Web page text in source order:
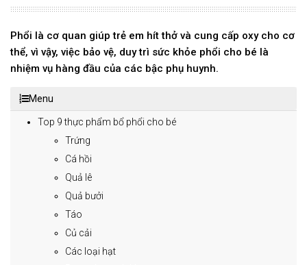
Phổi là cơ quan giúp trẻ em hít thở và cung cấp oxy cho cơ
thể, vì vậy, việc bảo vệ, duy trì sức khỏe phổi cho bé là
nhiệm vụ hàng đầu của các bậc phụ huynh.
Menu
Top 9 thực phẩm bổ phổi cho bé
Trứng
Cá hồi
Quả lê
Quả bưởi
Táo
Củ cải
Các loại hạt